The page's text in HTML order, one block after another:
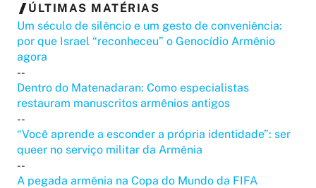
ÚLTIMAS MATÉRIAS
Um século de silêncio e um gesto de conveniência:
por que Israel “reconheceu” o Genocídio Armênio
agora
--
Dentro do Matenadaran: Como especialistas
restauram manuscritos armênios antigos
--
“Você aprende a esconder a própria identidade”: ser
queer no serviço militar da Armênia
--
A pegada armênia na Copa do Mundo da FIFA